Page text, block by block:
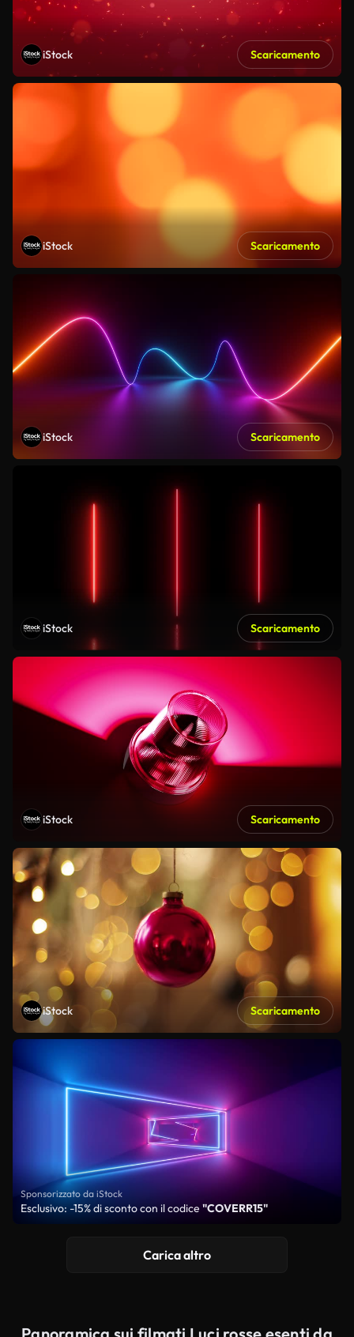
iStock Scaricamento
iStock Scaricamento
iStock Scaricamento
iStock Scaricamento
iStock Scaricamento
iStock Scaricamento
Sponsorizzato da iStock
Esclusivo: -15% di sconto con il codice "COVERR15"
Carica altro